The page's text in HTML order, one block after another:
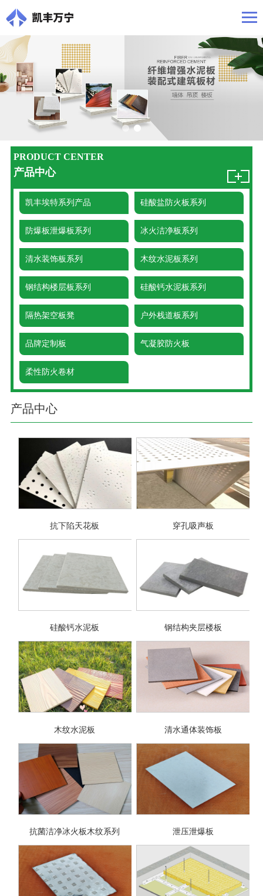
PRODUCT CENTER
产品中心
凯丰埃特系列产品 硅酸盐防火板系列
防爆板泄爆板系列 冰火洁净板系列
清水装饰板系列 木纹水泥板系列
钢结构楼层板系列 硅酸钙水泥板系列
隔热架空板凳 户外栈道板系列
品牌定制板 气凝胶防火板
柔性防火卷材
产品中心
抗下陷天花板 穿孔吸声板
硅酸钙水泥板 钢结构夹层楼板
木纹水泥板 清水通体装饰板
抗菌洁净冰火板木纹系列 泄压泄爆板